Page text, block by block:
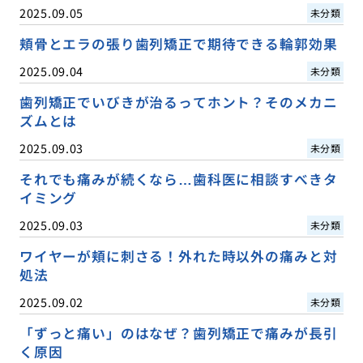
2025.09.05 未分類
頬骨とエラの張り歯列矯正で期待できる輪郭効果
2025.09.04 未分類
歯列矯正でいびきが治るってホント？そのメカニ
ズムとは
2025.09.03 未分類
それでも痛みが続くなら…歯科医に相談すべきタ
イミング
2025.09.03 未分類
ワイヤーが頬に刺さる！外れた時以外の痛みと対
処法
2025.09.02 未分類
「ずっと痛い」のはなぜ？歯列矯正で痛みが長引
く原因